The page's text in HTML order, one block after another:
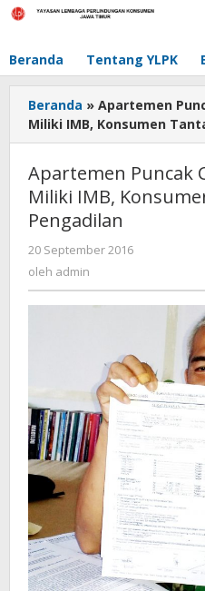
Lewati
Beranda Tentang YLPK
Beranda » Apartemen
Miliki IMB, Konsumen
Apartemen Puncak
Miliki IMB,
Pengadilan
20 September 2016
oleh admin